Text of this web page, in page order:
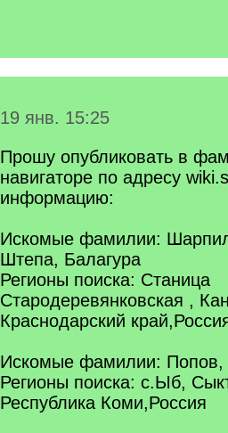
19 янв. 15:25
Прошу опубликовать в
навигаторе по адресу
информацию:
Искомые фамилии:
Штепа, Балагура
Регионы поиска: Станица
Стародеревянковская ,
Краснодарский
Искомые фамилии: Попов,
Регионы поиска: с.Ыб,
Республика Коми,Россия